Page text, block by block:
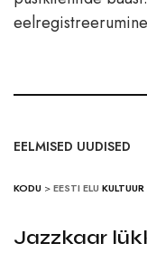
EELMISED UUDISED
KODU >EESTI ELU KULTUUR
Jazzkaar